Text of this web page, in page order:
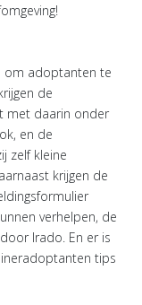
om adoptanten te
de
met daarin onder
en de
zelf kleine
krijgen de
verhelpen, de
Irado. En er is
tips